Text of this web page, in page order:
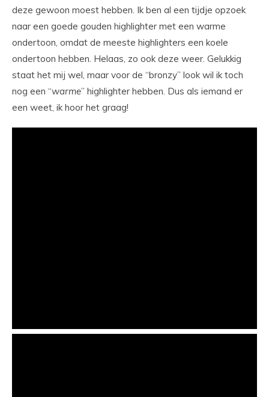
deze gewoon moest hebben. Ik ben al een tijdje opzoek
naar een goede gouden highlighter met een warme
ondertoon, omdat de meeste highlighters een koele
ondertoon hebben. Helaas, zo ook deze weer. Gelukkig
staat het mij wel, maar voor de “bronzy” look wil ik toch
nog een “warme” highlighter hebben. Dus als iemand er
een weet, ik hoor het graag!